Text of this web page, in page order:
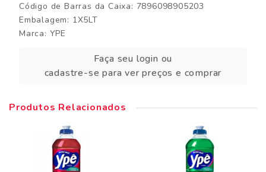
Código de Barras da Caixa: 7896098905203
Embalagem: 1X5LT
Marca: YPE
Faça seu login ou
cadastre-se para ver preços e comprar
Produtos Relacionados